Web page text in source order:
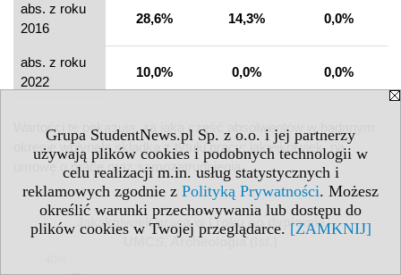
Grupa StudentNews.pl Sp. z o.o. i jej partnerzy
używają plików cookies i podobnych technologii w
celu realizacji m.in. usług statystycznych i
reklamowych zgodnie z Polityką Prywatności. Możesz
określić warunki przechowywania lub dostępu do
plików cookies w Twojej przeglądarce. [ZAMKNIJ]
abs. z roku
2016
28,6% 14,3% 0,0%
abs. z roku
2022
10,0% 0,0% 0,0%
Wartości te pokazują, za jaką część absolwentów w badanym
okresie wpłynęła składka z tytułu pracy: jakiejkolwiek, na
umowę o pracę oraz samozatrudnienia.
Jakakolwiek praca w I roku po dyplomie
UMCS, Archeologia (Ist.)